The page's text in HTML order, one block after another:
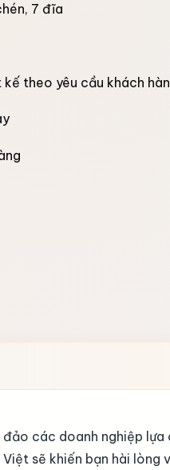
7 đĩa
kế theo yêu cầu khách
các doanh nghiệp
sẽ khiến bạn hài lòng